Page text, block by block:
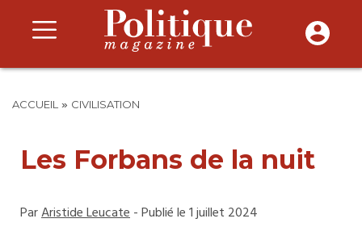
ACCUEIL » CIVILISATION
Les Forbans de la nuit
ParAristide Leucate- Publié le 1 juillet 2024